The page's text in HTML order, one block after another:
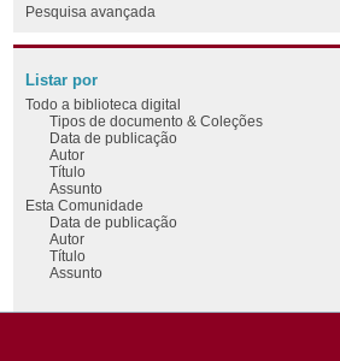
Pesquisa avançada
Listar por
Todo a biblioteca digital
Tipos de documento & Coleções
Data de publicação
Autor
Título
Assunto
Esta Comunidade
Data de publicação
Autor
Título
Assunto